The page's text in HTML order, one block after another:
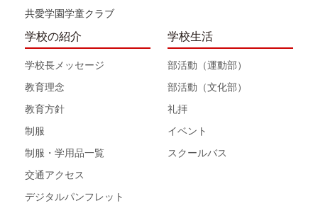
共愛学園学童クラブ
学校の紹介
学校長メッセージ
教育理念
教育方針
制服
制服・学用品一覧
交通アクセス
デジタルパンフレット
学校生活
部活動（運動部）
部活動（文化部）
礼拝
イベント
スクールバス